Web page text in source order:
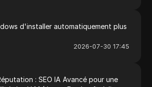
d'installer automatiquement plus
2026-07-30 17:45
: SEO IA Avancé pour une